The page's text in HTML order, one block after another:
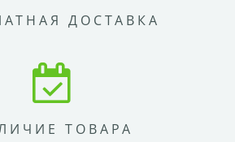
ДОСТАВКА
ТОВАРА